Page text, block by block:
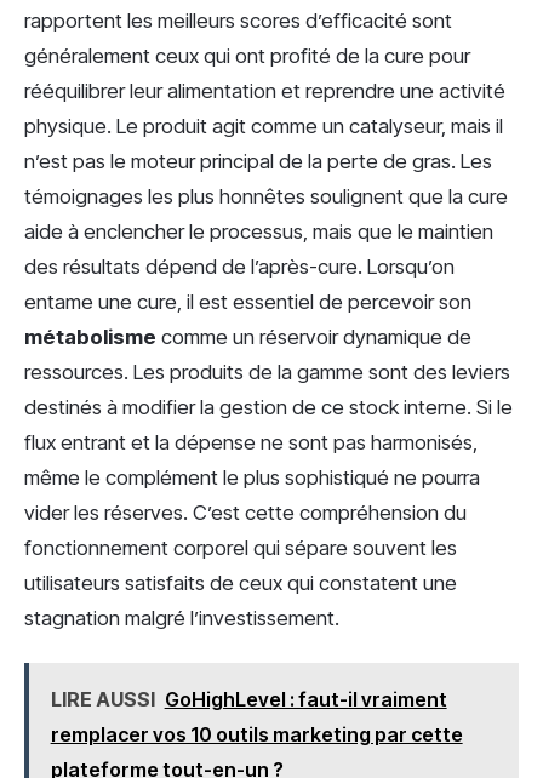
rapportent les meilleurs scores d’efficacité sont
généralement ceux qui ont profité de la cure pour
rééquilibrer leur alimentation et reprendre une activité
physique. Le produit agit comme un catalyseur, mais il
n’est pas le moteur principal de la perte de gras. Les
témoignages les plus honnêtes soulignent que la cure
aide à enclencher le processus, mais que le maintien
des résultats dépend de l’après-cure. Lorsqu’on
entame une cure, il est essentiel de percevoir son
métabolisme comme un réservoir dynamique de
ressources. Les produits de la gamme sont des leviers
destinés à modifier la gestion de ce stock interne. Si le
flux entrant et la dépense ne sont pas harmonisés,
même le complément le plus sophistiqué ne pourra
vider les réserves. C’est cette compréhension du
fonctionnement corporel qui sépare souvent les
utilisateurs satisfaits de ceux qui constatent une
stagnation malgré l’investissement.
LIRE AUSSI GoHighLevel : faut-il vraiment
remplacer vos 10 outils marketing par cette
plateforme tout-en-un ?